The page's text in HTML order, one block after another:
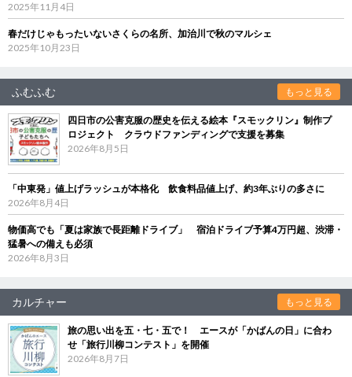
2025年11月4日
春だけじゃもったいないさくらの名所、加治川で秋のマルシェ
2025年10月23日
ふむふむ もっと見る
四日市の公害克服の歴史を伝える絵本『スモックリン』制作プ
ロジェクト クラウドファンディングで支援を募集
2026年8月5日
「中東発」値上げラッシュが本格化 飲食料品値上げ、約3年ぶりの多さに
2026年8月4日
物価高でも「夏は家族で長距離ドライブ」 宿泊ドライブ予算4万円超、渋滞・
猛暑への備えも必須
2026年8月3日
カルチャー もっと見る
旅の思い出を五・七・五で！ エースが「かばんの日」に合わ
せ「旅行川柳コンテスト」を開催
2026年8月7日